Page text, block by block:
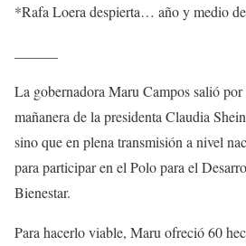
*Rafa Loera despierta… año y medio
La gobernadora Maru Campos salió por
mañanera de la presidenta Claudia
sino que en plena transmisión a nivel
para participar en el Polo para el
Bienestar.
Para hacerlo viable, Maru ofreció 60